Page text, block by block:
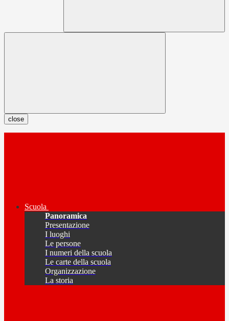
close
Scuola
Panoramica
Presentazione
I luoghi
Le persone
I numeri della scuola
Le carte della scuola
Organizzazione
La storia